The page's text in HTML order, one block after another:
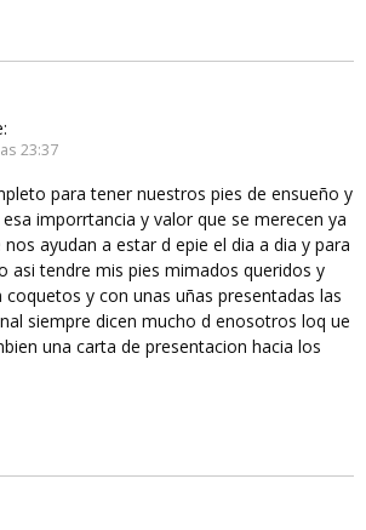
23:37
para tener nuestros pies de ensueño y
imporrtancia y valor que se merecen ya
ayudan a estar d epie el dia a dia y para
asi tendre mis pies mimados queridos y
y con unas uñas presentadas las
siempre dicen mucho d enosotros loq ue
una carta de presentacion hacia los